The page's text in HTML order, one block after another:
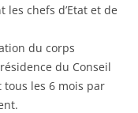
les chefs d’Etat et de
du corps
du Conseil
tous les 6 mois par